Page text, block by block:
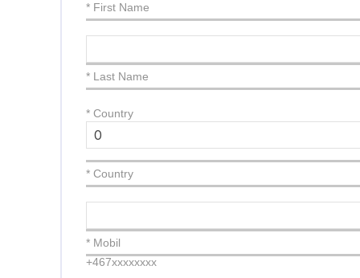
* First Name
* Last Name
* Country
* Country
* Mobil
+467xxxxxxxx